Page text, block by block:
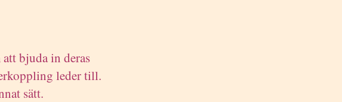
bjuda in deras
leder till.
sätt.